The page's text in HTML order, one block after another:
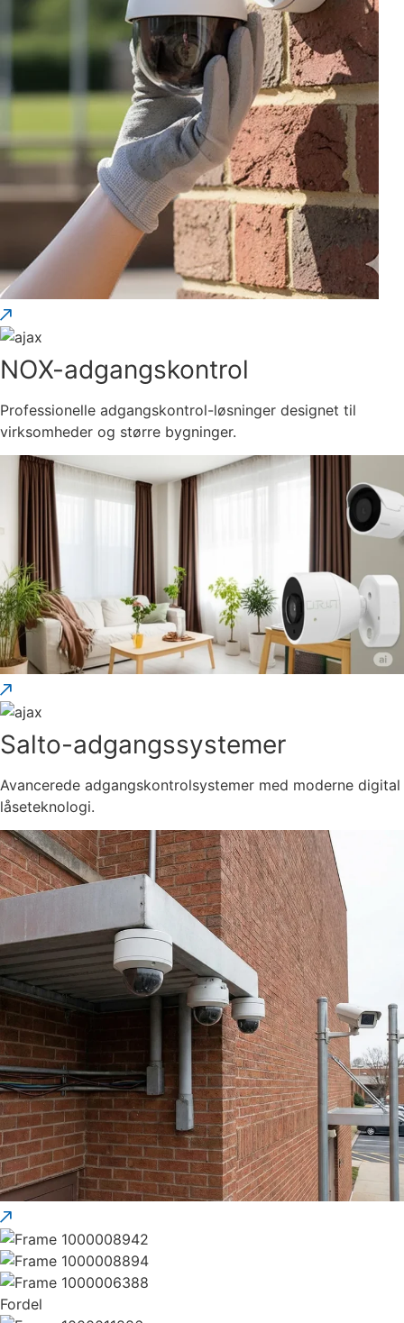
NOX-adgangskontrol
Professionelle adgangskontrol-løsninger designet til
virksomheder og større bygninger.
Salto-adgangssystemer
Avancerede adgangskontrolsystemer med moderne digital
låseteknologi.
Fordel